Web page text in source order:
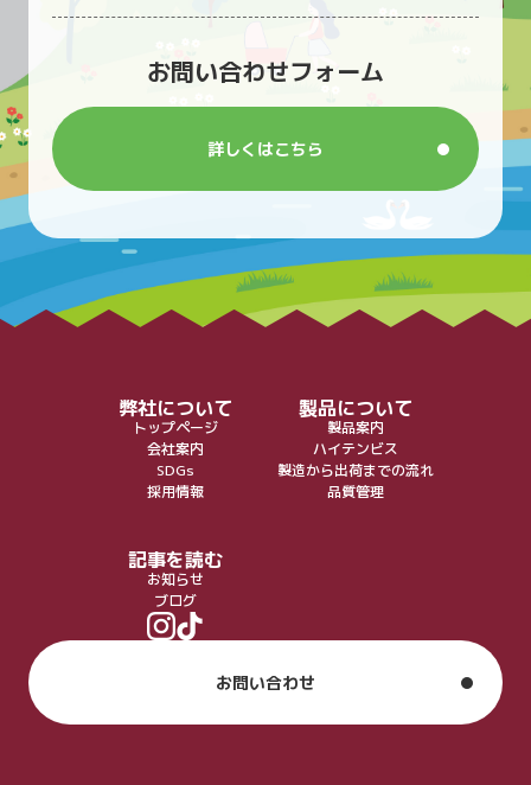
お問い合わせフォーム
詳しくはこちら
弊社について
トップページ
会社案内
SDGs
採用情報
製品について
製品案内
ハイテンビス
製造から出荷までの流れ
品質管理
記事を読む
お知らせ
ブログ
お問い合わせ